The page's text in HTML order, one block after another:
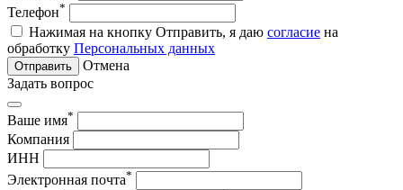
Телефон*
Нажимая на кнопку Отправить, я даю согласие на
обработку Персональных данных
Отправить
Отмена
Задать вопрос
Ваше имя*
Компания
ИНН
Электронная почта*